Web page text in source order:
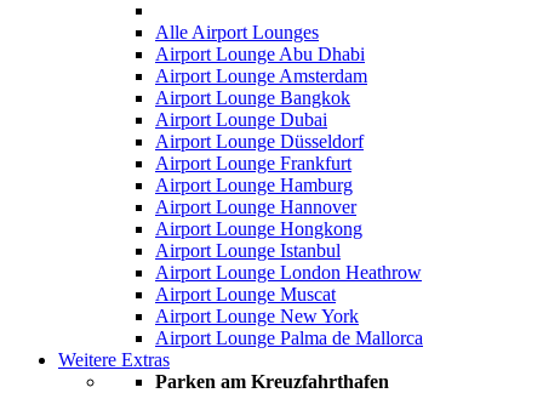
Alle Airport Lounges
Airport Lounge Abu Dhabi
Airport Lounge Amsterdam
Airport Lounge Bangkok
Airport Lounge Dubai
Airport Lounge Düsseldorf
Airport Lounge Frankfurt
Airport Lounge Hamburg
Airport Lounge Hannover
Airport Lounge Hongkong
Airport Lounge Istanbul
Airport Lounge London Heathrow
Airport Lounge Muscat
Airport Lounge New York
Airport Lounge Palma de Mallorca
Weitere Extras
Parken am Kreuzfahrthafen